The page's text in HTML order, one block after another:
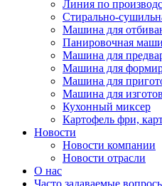
Линия по
Стирально-
Машина для
Панировочная
Машина для
Машина для
Машина для
Машина для
Кухонный миксер
Картофель фри,
Новости
Новости компании
Новости отрасли
О нас
Часто задаваемые